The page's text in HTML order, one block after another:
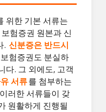
위한 기본 서류는
험증권 원본과 신
. 신분증은 반드시
험증권도 분실하
다. 그 외에도, 고객
서류를 첨부하는
러한 서류들이 갖
원활하게 진행될